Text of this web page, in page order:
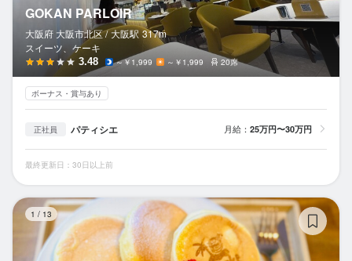
GOKAN PARLOIR
大阪府 大阪市北区 / 大阪駅 317m
スイーツ、ケーキ
3.48 ～￥1,999 ～￥1,999 20席
ボーナス・賞与あり
正社員 パティシエ 月給： 25万円〜30万円
最終更新日：30日以上前
1 / 13